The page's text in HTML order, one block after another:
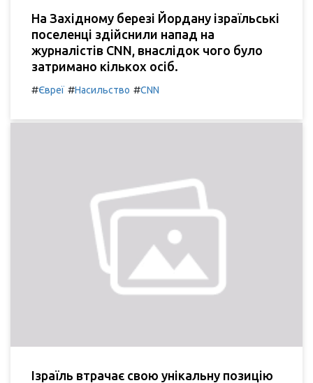
На Західному березі Йордану ізраїльські
поселенці здійснили напад на
журналістів CNN, внаслідок чого було
затримано кількох осіб.
#Євреї #Насильство #CNN
Ізраїль втрачає свою унікальну позицію